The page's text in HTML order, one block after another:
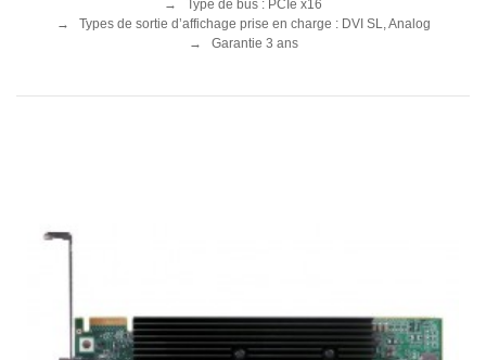
→ Type de bus : PCIe x16
→ Types de sortie d’affichage prise en charge : DVI SL, Analog
→ Garantie 3 ans